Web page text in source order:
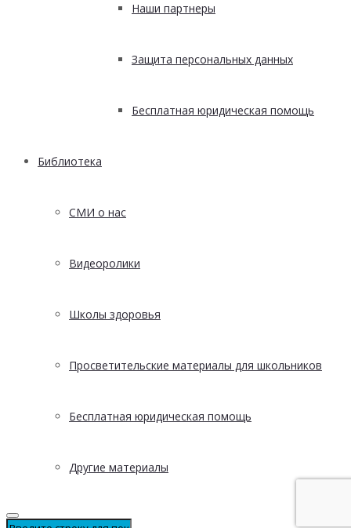
Наши партнеры
Защита персональных данных
Бесплатная юридическая помощь
Библиотека
СМИ о нас
Видеоролики
Школы здоровья
Просветительские материалы для школьников
Бесплатная юридическая помощь
Другие материалы